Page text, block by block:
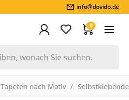
info@dovido.de
0
Tapeten nach Motiv